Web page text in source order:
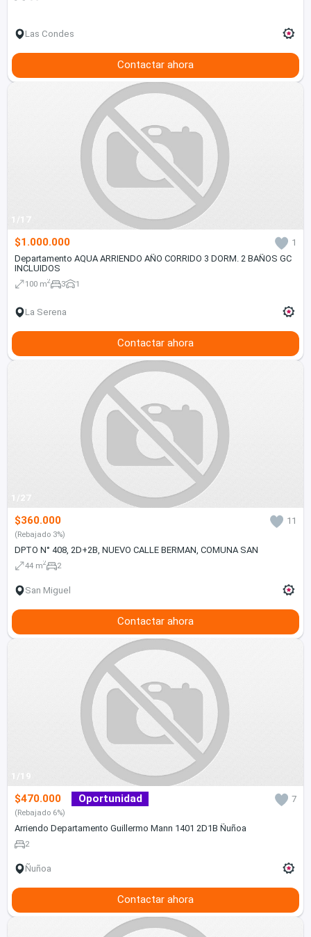
Las Condes
Contactar ahora
1/17
$1.000.000
1
Departamento AQUA ARRIENDO AÑO CORRIDO 3 DORM. 2 BAÑOS GC
INCLUIDOS
100 m2 3 1
La Serena
Contactar ahora
1/27
$360.000 11
(Rebajado 3%)
DPTO N° 408, 2D+2B, NUEVO CALLE BERMAN, COMUNA SAN
44 m2 2
San Miguel
Contactar ahora
1/19
$470.000 Oportunidad 7
(Rebajado 6%)
Arriendo Departamento Guillermo Mann 1401 2D1B Ñuñoa
2
Ñuñoa
Contactar ahora